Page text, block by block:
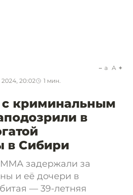
20:02 1 мин.
a A
криминальным
в
в Сибири
задержали за
и её дочери в
— 39-летняя